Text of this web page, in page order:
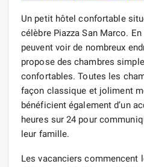
Un petit hôtel confortable
célèbre Piazza San Marco.
peuvent voir de nombreux
propose des chambres
confortables. Toutes les
façon classique et joliment
bénéficient également d’un
heures sur 24 pour
leur famille.
Les vacanciers commencent